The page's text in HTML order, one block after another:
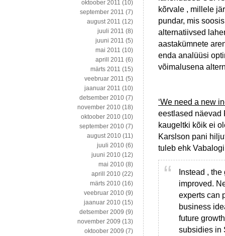
kõrvale , millele
pundar, mis
alternatiivsed
aastakümnete
enda analüüsi
võimalusena
‘We need a new
eestlased näevad
kaugeltki kõik ei
Karslson pani
tuleb ehk
Instead ,
improved.
experts can
business
future
subsidies in
oktoober 2011 (10)
september 2011 (7)
august 2011 (12)
juuli 2011 (8)
juuni 2011 (5)
mai 2011 (10)
aprill 2011 (6)
märts 2011 (15)
veebruar 2011 (5)
jaanuar 2011 (10)
detsember 2010 (7)
november 2010 (18)
oktoober 2010 (10)
september 2010 (7)
august 2010 (11)
juuli 2010 (6)
juuni 2010 (12)
mai 2010 (8)
aprill 2010 (22)
märts 2010 (16)
veebruar 2010 (9)
jaanuar 2010 (15)
detsember 2009 (9)
november 2009 (13)
oktoober 2009 (7)